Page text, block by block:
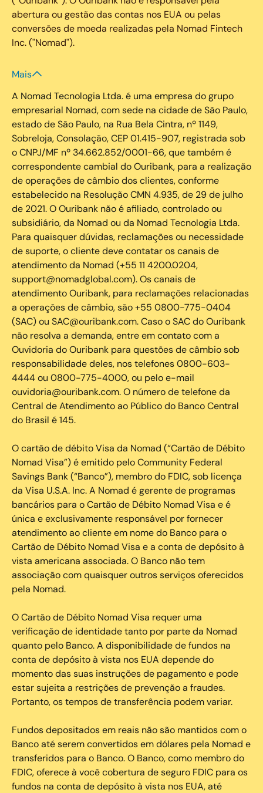
abertura ou gestão das contas nos EUA ou pelas
conversões de moeda realizadas pela Nomad Fintech
Inc. ("Nomad").
Mais
A Nomad Tecnologia Ltda. é uma empresa do grupo
empresarial Nomad, com sede na cidade de São Paulo,
estado de São Paulo, na Rua Bela Cintra, nº 1149,
Sobreloja, Consolação, CEP 01.415-907, registrada sob
o CNPJ/MF nº 34.662.852/0001-66, que também é
correspondente cambial do Ouribank, para a realização
de operações de câmbio dos clientes, conforme
estabelecido na Resolução CMN 4.935, de 29 de julho
de 2021. O Ouribank não é afiliado, controlado ou
subsidiário, da Nomad ou da Nomad Tecnologia Ltda.
Para quaisquer dúvidas, reclamações ou necessidade
de suporte, o cliente deve contatar os canais de
atendimento da Nomad (+55 11 4200.0204,
support@nomadglobal.com). Os canais de
atendimento Ouribank, para reclamações relacionadas
a operações de câmbio, são +55 0800-775-0404
(SAC) ou SAC@ouribank.com. Caso o SAC do Ouribank
não resolva a demanda, entre em contato com a
Ouvidoria do Ouribank para questões de câmbio sob
responsabilidade deles, nos telefones 0800-603-
4444 ou 0800-775-4000, ou pelo e-mail
ouvidoria@ouribank.com. O número de telefone da
Central de Atendimento ao Público do Banco Central
do Brasil é 145.
O cartão de débito Visa da Nomad (“Cartão de Débito
Nomad Visa”) é emitido pelo Community Federal
Savings Bank (“Banco”), membro do FDIC, sob licença
da Visa U.S.A. Inc. A Nomad é gerente de programas
bancários para o Cartão de Débito Nomad Visa e é
única e exclusivamente responsável por fornecer
atendimento ao cliente em nome do Banco para o
Cartão de Débito Nomad Visa e a conta de depósito à
vista americana associada. O Banco não tem
associação com quaisquer outros serviços oferecidos
pela Nomad.
O Cartão de Débito Nomad Visa requer uma
verificação de identidade tanto por parte da Nomad
quanto pelo Banco. A disponibilidade de fundos na
conta de depósito à vista nos EUA depende do
momento das suas instruções de pagamento e pode
estar sujeita a restrições de prevenção a fraudes.
Portanto, os tempos de transferência podem variar.
Fundos depositados em reais não são mantidos com o
Banco até serem convertidos em dólares pela Nomad e
transferidos para o Banco. O Banco, como membro do
FDIC, oferece à você cobertura de seguro FDIC para os
fundos na conta de depósito à vista nos EUA, até